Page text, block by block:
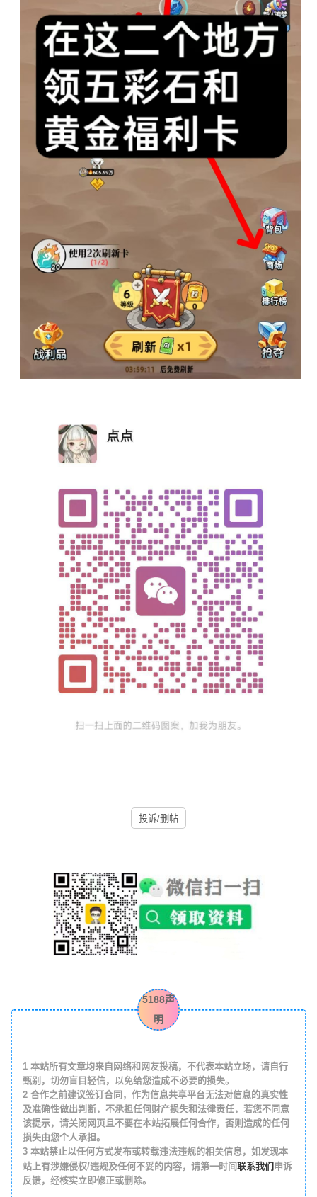
投诉/删帖
5188声
明
1本站所有文章均来自网络和网友投稿，不代表本站立场，请自行
甄别，切勿盲目轻信，以免给您造成不必要的损失。
2合作之前建议签订合同，作为信息共享平台无法对信息的真实性
及准确性做出判断，不承担任何财产损失和法律责任，若您不同意
该提示，请关闭网页且不要在本站拓展任何合作，否则造成的任何
损失由您个人承担。
3本站禁止以任何方式发布或转载违法违规的相关信息，如发现本
站上有涉嫌侵权/违规及任何不妥的内容，请第一时间联系我们申诉
反馈，经核实立即修正或删除。